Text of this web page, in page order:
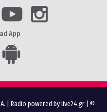
App
Radio powered by live24.gr | ©